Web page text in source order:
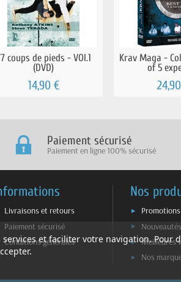
coups de pieds - VOl.1
(DVD)
14,90 €
Krav Maga -
of 5
Paiement sécurisé
Paiement en ligne 100% sécurisé
Livraisons et retours
Paiement sécurisé
Conditions générales
Nos
Promotions
Nouveautés
Meilleures
Nos
et faciliter votre navigation. Pour